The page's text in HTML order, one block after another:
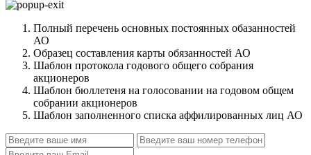
Полный перечень основных постоянных обазанностей
АО
Образец составления карты обязанностей АО
Шаблон протокола годового общего собрания
акционеров
Шаблон бюллетеня на голосовании на годовом общем
собрании акционеров
Шаблон заполненного списка аффилированных лиц АО